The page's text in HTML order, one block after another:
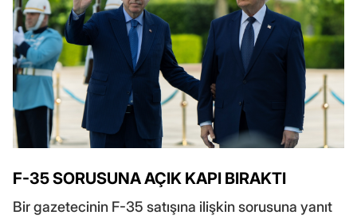
F-35 SORUSUNA AÇIK KAPI BIRAKTI
Bir gazetecinin F-35 satışına ilişkin sorusuna yanıt